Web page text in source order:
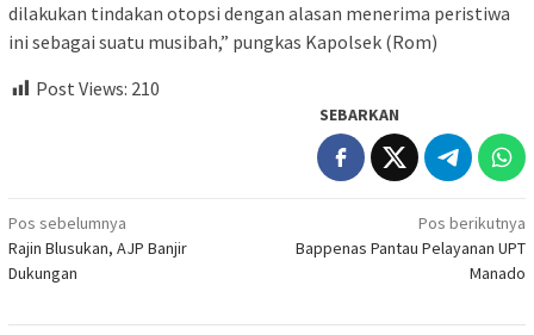
dilakukan tindakan otopsi dengan alasan menerima peristiwa
ini sebagai suatu musibah,” pungkas Kapolsek (Rom)
Post Views: 210
SEBARKAN
Navigasi
pos
Pos sebelumnya
Rajin Blusukan, AJP Banjir
Dukungan
Pos berikutnya
Bappenas Pantau Pelayanan UPT
Manado